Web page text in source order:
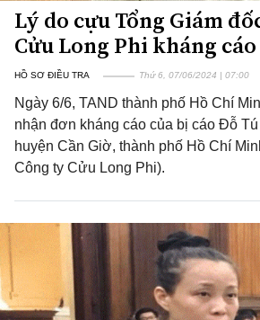
Lý do cựu Tổng Giám
Cửu Long Phi kháng cáo
HỒ SƠ ĐIỀU TRA Thứ 6, 07/06/2024 | 07:00
Ngày 6/6, TAND thành phố Hồ Chí
nhận đơn kháng cáo của bị cáo Đỗ
huyện Cần Giờ, thành phố Hồ Chí
Công ty Cửu Long Phi).